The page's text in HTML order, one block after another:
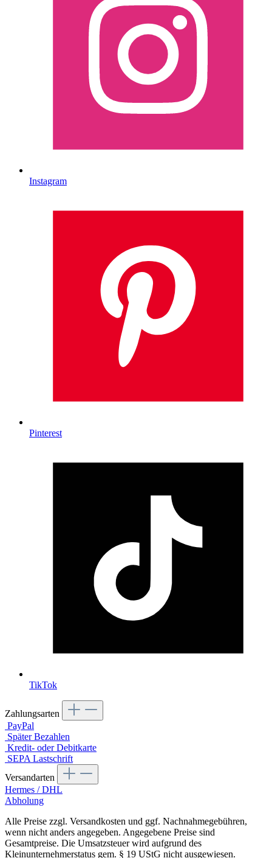
Instagram
Pinterest
TikTok
Zahlungsarten
PayPal
Später Bezahlen
Kredit- oder Debitkarte
SEPA Lastschrift
Versandarten
Hermes / DHL
Abholung
Alle Preise zzgl. Versandkosten und ggf. Nachnahmegebühren,
wenn nicht anders angegeben. Angegebene Preise sind
Gesamtpreise. Die Umsatzsteuer wird aufgrund des
Kleinunternehmerstatus gem. § 19 UStG nicht ausgewiesen.